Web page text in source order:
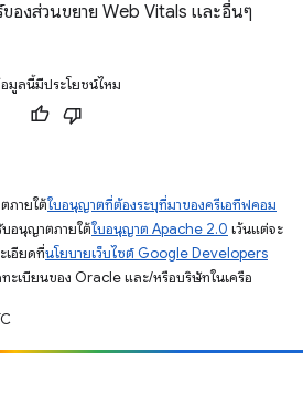
ของส่วนขยาย Web Vitals และอื่นๆ
มูลนี้มีประโยชน์ไหม
ภายใต้ใบอนุญาตที่ต้องระบุที่มาของครีเอทีฟคอม
บอนุญาตภายใต้ใบอนุญาต Apache 2.0 เว้นแต่จะ
เอียดที่นโยบายเว็บไซต์ Google Developers
ะเบียนของ Oracle และ/หรือบริษัทในเครือ